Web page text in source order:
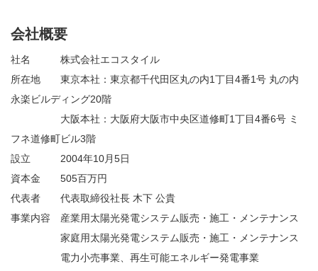
会社概要
社名 株式会社エコスタイル
所在地 東京本社：東京都千代田区丸の内1丁目4番1号 丸の内
永楽ビルディング20階
大阪本社：大阪府大阪市中央区道修町1丁目4番6号 ミ
フネ道修町ビル3階
設立 2004年10月5日
資本金 505百万円
代表者 代表取締役社長 木下 公貴
事業内容 産業用太陽光発電システム販売・施工・メンテナンス
家庭用太陽光発電システム販売・施工・メンテナンス
電力小売事業、再生可能エネルギー発電事業